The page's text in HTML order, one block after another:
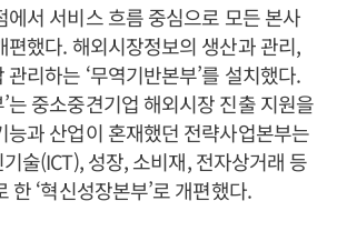
에서 서비스 흐름 중심으로 모든 본사
편했다. 해외시장정보의 생산과 관리,
리하는 ‘무역기반본부’를 설치했다.
는 중소중견기업 해외시장 진출 지원을
능과 산업이 혼재했던 전략사업본부는
술(ICT), 성장, 소비재, 전자상거래 등
한 ‘혁신성장본부’로 개편했다.